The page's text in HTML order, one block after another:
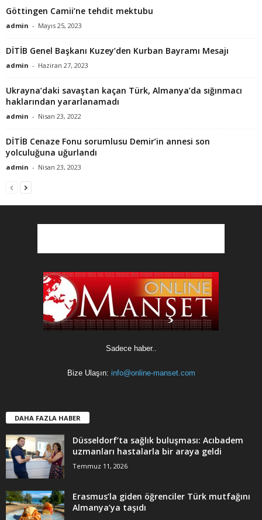
Göttingen Camii’ne tehdit mektubu
admin - Mayıs 25, 2023
DİTİB Genel Başkanı Kuzey’den Kurban Bayramı Mesajı
admin - Haziran 27, 2023
Ukrayna’daki savaştan kaçan Türk, Almanya’da sığınmacı
haklarından yararlanamadı
admin - Nisan 23, 2022
DİTİB Cenaze Fonu sorumlusu Demir’in annesi son
yolculuğuna uğurlandı
admin - Nisan 23, 2023
Sadece haber..
Bize Ulaşın: info@online-manset.com
DAHA FAZLA HABER
Düsseldorf’ta sağlık buluşması: Acıbadem
uzmanları hastalarla bir araya geldi
Temmuz 11, 2026
Erasmus’la giden öğrenciler Türk mutfağını
Almanya’ya taşıdı